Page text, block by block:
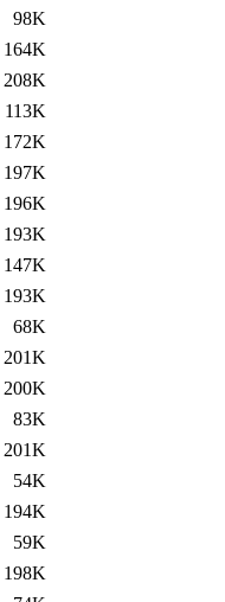
98K
164K
208K
113K
172K
197K
196K
193K
147K
193K
68K
201K
200K
83K
201K
54K
194K
59K
198K